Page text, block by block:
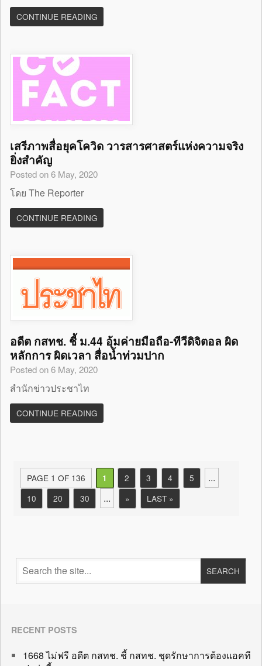
CONTINUE READING
เสรีภาพสื่อยุคโควิด วารสารศาสตร์แห่งความจริง
ยิ่งสำคัญ
Posted on 6 May, 2020
โดย The Reporter
CONTINUE READING
อดีต กสทช. ชี้ ม.44 อุ้มค่ายมือถือ-ทีวีดิจิตอล ผิด
หลักการ ผิดเวลา สื่อน้ำท่วมปาก
Posted on 6 May, 2020
สำนักข่าวประชาไท
CONTINUE READING
PAGE 1 OF 136 1 2 3 4 5 ...
10 20 30 ... » LAST »
RECENT POSTS
1668 ไม่ฟรี อดีต กสทช. ชี้ กสทช. ชุดรักษาการต้องแอคที